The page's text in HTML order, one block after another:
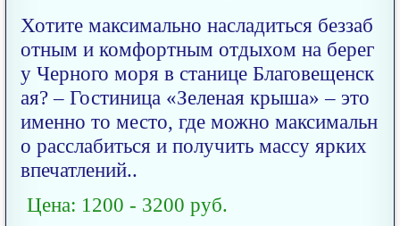
Хотите максимально насладиться беззаб
отным и комфортным отдыхом на берег
у Черного моря в станице Благовещенск
ая? – Гостиница «Зеленая крыша» – это
именно то место, где можно максимальн
о расслабиться и получить массу ярких
впечатлений..
Цена: 1200 - 3200 руб.